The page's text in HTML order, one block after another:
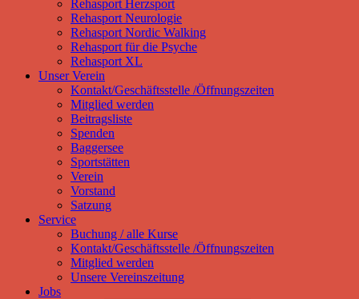
Rehasport Herzsport
Rehasport Neurologie
Rehasport Nordic Walking
Rehasport für die Psyche
Rehasport XL
Unser Verein
Kontakt/Geschäftsstelle /Öffnungszeiten
Mitglied werden
Beitragsliste
Spenden
Baggersee
Sportstätten
Verein
Vorstand
Satzung
Service
Buchung / alle Kurse
Kontakt/Geschäftsstelle /Öffnungszeiten
Mitglied werden
Unsere Vereinszeitung
Jobs